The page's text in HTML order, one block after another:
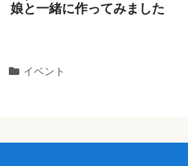
娘と一緒に作ってみました
イベント